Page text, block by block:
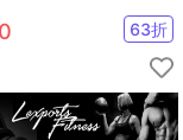
63折